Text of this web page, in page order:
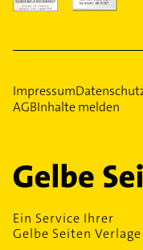
Impressum
AGBInhalte melden
Ein Service Ihrer
Gelbe Seiten Verlage